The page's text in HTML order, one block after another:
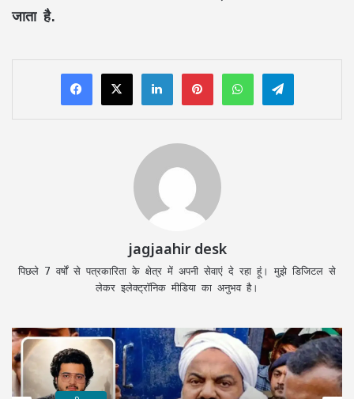
जाता है.
LinkedInPinterestWhatsAppTelegram
jagjaahir desk
पिछले 7 वर्षों से पत्रकारिता के क्षेत्र में अपनी सेवाएं दे रहा हूं। मुझे डिजिटल से
लेकर इलेक्ट्रॉनिक मीडिया का अनुभव है।